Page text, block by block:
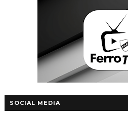
SOCIAL MEDIA